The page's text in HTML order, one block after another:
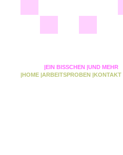
|EIN BISSCHEN
|UND MEHR
|HOME |ARBEITSPROBEN |KONTAKT